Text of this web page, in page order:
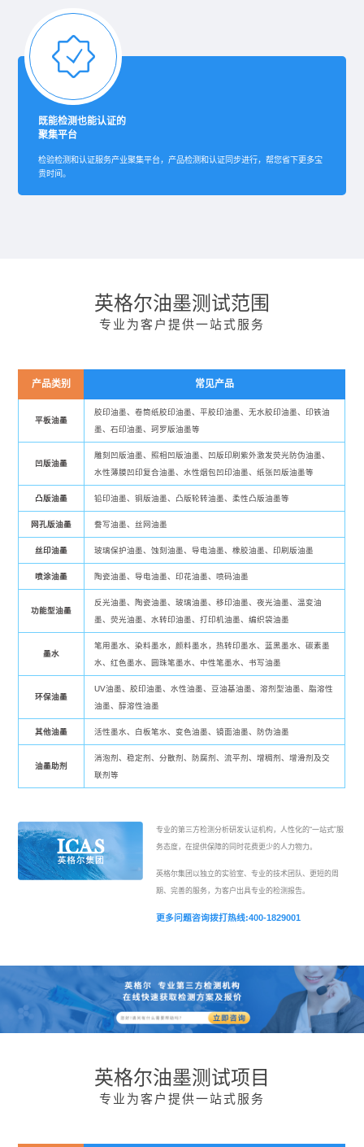
既能检测也能认证的
聚集平台
检验检测和认证服务产业聚集平台，产品检测和认证同步进行，帮您省下更多宝
贵时间。
英格尔油墨测试范围
专业为客户提供一站式服务
产品类别 常见产品
平板油墨
胶印油墨、卷筒纸胶印油墨、平胶印油墨、无水胶印油墨、印铁油
墨、石印油墨、珂罗版油墨等
凹版油墨
雕刻凹版油墨、照相凹版油墨、凹版印刷紫外激发荧光防伪油墨、
水性薄膜凹印复合油墨、水性烟包凹印油墨、纸张凹版油墨等
凸版油墨 铅印油墨、铜版油墨、凸版轮转油墨、柔性凸版油墨等
网孔版油墨 誊写油墨、丝网油墨
丝印油墨 玻璃保护油墨、蚀刻油墨、导电油墨、橡胶油墨、印刷版油墨
喷涂油墨 陶瓷油墨、导电油墨、印花油墨、喷码油墨
功能型油墨
反光油墨、陶瓷油墨、玻璃油墨、移印油墨、夜光油墨、温变油
墨、荧光油墨、水转印油墨、打印机油墨、编织袋油墨
墨水
笔用墨水、染料墨水，颜料墨水，热转印墨水、蓝黑墨水、碳素墨
水、红色墨水、圆珠笔墨水、中性笔墨水、书写油墨
环保油墨
UV油墨、胶印油墨、水性油墨、豆油基油墨、溶剂型油墨、脂溶性
油墨、醇溶性油墨
其他油墨 活性墨水、白板笔水、变色油墨、镜面油墨、防伪油墨
油墨助剂
消泡剂、稳定剂、分散剂、防腐剂、流平剂、增稠剂、增滑剂及交
联剂等
专业的第三方检测分析研发认证机构，人性化的“一站式”服
务态度，在提供保障的同时花费更少的人力物力。
英格尔集团以独立的实验室、专业的技术团队、更短的周
期、完善的服务，为客户出具专业的检测报告。
更多问题咨询拨打热线:400-1829001
英格尔油墨测试项目
专业为客户提供一站式服务